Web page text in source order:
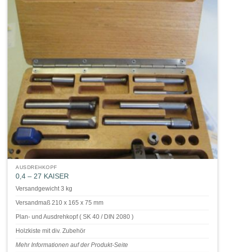
AUSDREHKOPF
0,4 – 27 KAISER
Versandgewicht 3 kg
Versandmaß 210 x 165 x 75 mm
Plan- und Ausdrehkopf ( SK 40 / DIN 2080 )
Holzkiste mit div. Zubehör
Mehr Informationen auf der Produkt-Seite